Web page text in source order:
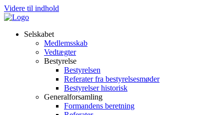
Videre til indhold
Selskabet
Medlemsskab
Vedtægter
Bestyrelse
Bestyrelsen
Referater fra bestyrelsesmøder
Bestyrelser historisk
Generalforsamling
Formandens beretning